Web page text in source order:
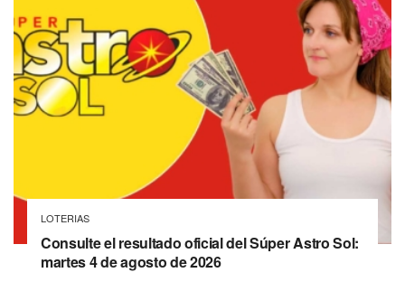
LOTERIAS
Consulte el resultado oficial del Súper Astro Sol:
martes 4 de agosto de 2026